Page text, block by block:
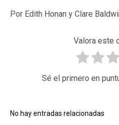
Por Edith Honan y Clare
Valora este
Sé el primero en
No hay entradas relacionadas